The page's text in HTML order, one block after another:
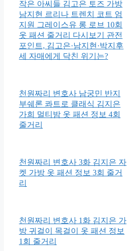
작은 아씨들 김고은 토즈 가방
남지현 르리나 트렌치 코트 엄
지원 그레이스유 롱 로브 10회
옷 패션 줄거리 다시보기 관전
포인트, 김고은·남지현·박지후
세 자매에게 닥친 위기는?
천원짜리 변호사 남궁민 반지
부쉐론 콰트로 클래식 김지은
가희 멀티밤 옷 패션 정보 4회
줄거리
천원짜리 변호사 3화 김지은 자
켓 가방 옷 패션 정보 3회 줄거
리
천원짜리 변호사 1화 김지은 가
방 귀걸이 목걸이 옷 패션 정보
1회 줄거리